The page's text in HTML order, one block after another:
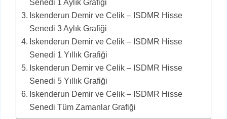
Senedi 1 Aylık Grafiği
Iskenderun Demir ve Celik – ISDMR Hisse
Senedi 3 Aylık Grafiği
Iskenderun Demir ve Celik – ISDMR Hisse
Senedi 1 Yıllık Grafiği
Iskenderun Demir ve Celik – ISDMR Hisse
Senedi 5 Yıllık Grafiği
Iskenderun Demir ve Celik – ISDMR Hisse
Senedi Tüm Zamanlar Grafiği